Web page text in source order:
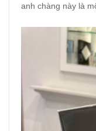
anh chàng này là